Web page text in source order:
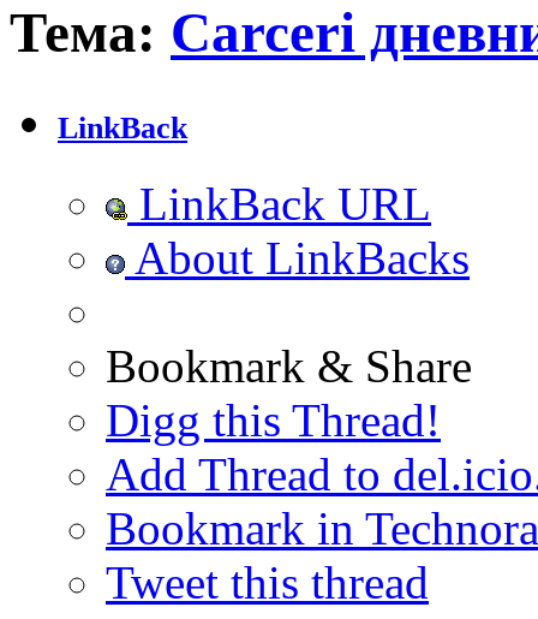
Тема: Carceri
LinkBack
LinkBack URL
About LinkBacks
Bookmark & Share
Digg this Thread!
Add Thread to
Bookmark in
Tweet this thread